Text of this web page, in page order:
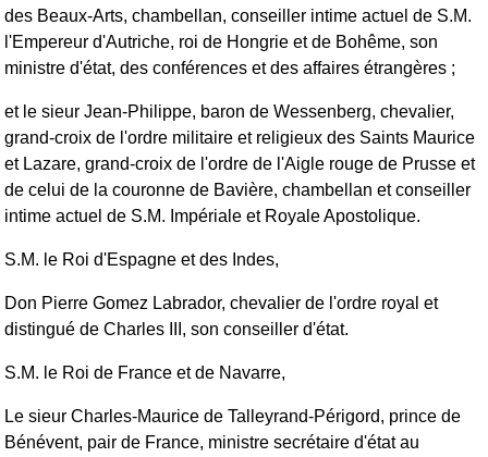
des Beaux-Arts, chambellan, conseiller intime actuel de S.M.
l'Empereur d'Autriche, roi de Hongrie et de Bohême, son
ministre d'état, des conférences et des affaires étrangères ;
et le sieur Jean-Philippe, baron de Wessenberg, chevalier,
grand-croix de l'ordre militaire et religieux des Saints Maurice
et Lazare, grand-croix de l'ordre de l'Aigle rouge de Prusse et
de celui de la couronne de Bavière, chambellan et conseiller
intime actuel de S.M. Impériale et Royale Apostolique.
S.M. le Roi d'Espagne et des Indes,
Don Pierre Gomez Labrador, chevalier de l'ordre royal et
distingué de Charles III, son conseiller d'état.
S.M. le Roi de France et de Navarre,
Le sieur Charles-Maurice de Talleyrand-Périgord, prince de
Bénévent, pair de France, ministre secrétaire d'état au